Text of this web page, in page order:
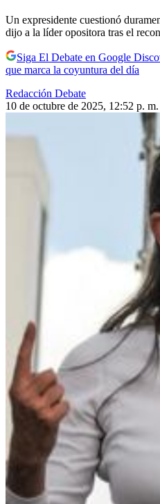
Un expresidente cuestionó
dijo a la líder opositora tras el
Siga El Debate en Google
que marca la coyuntura del día
Redacción Debate
10 de octubre de 2025, 12:52 p. m.